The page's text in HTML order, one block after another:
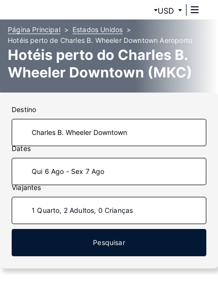
USD
Página Principal
Estados Unidos
Hotéis perto de Charles B. Wheeler Downtown Aeroporto
Hotéis perto do Charles B.
Wheeler Downtown (MKC)
Destino
Dates
Qui 6 Ago - Sex 7 Ago
Viajantes
1 Quarto, 2 Adultos, 0 Crianças
Pesquisar